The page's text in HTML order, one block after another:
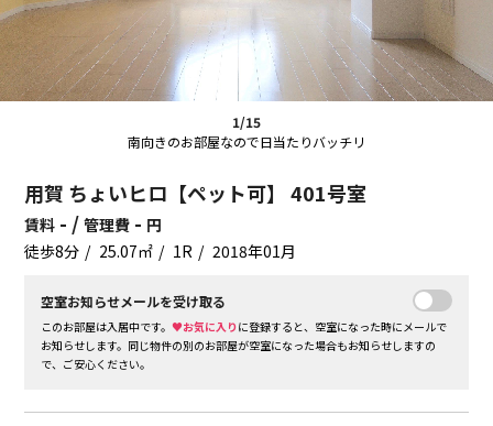
1/15
南向きのお部屋なので日当たりバッチリ
用賀 ちょいヒロ【ペット可】 401号室
賃料 - /管理費 - 円
徒歩8分
25.07㎡ 1R 2018年01月
空室お知らせメールを受け取る
このお部屋は入居中です。♥お気に入り に登録すると、空室になった時にメールで
お知らせします。同じ物件の別のお部屋が空室になった場合もお知らせしますの
で、ご安心ください。